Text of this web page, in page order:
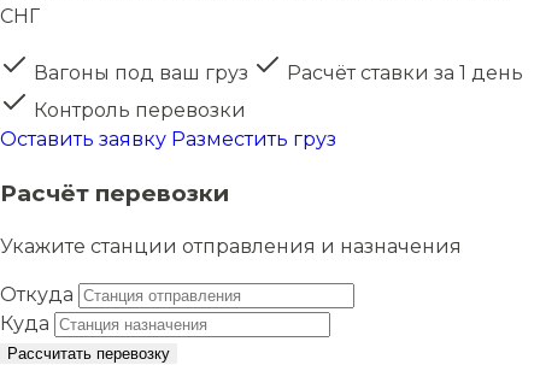
СНГ
Вагоны под ваш груз
Расчёт ставки за 1 день
Контроль перевозки
Оставить заявку Разместить груз
Расчёт перевозки
Укажите станции отправления и назначения
Откуда
Куда
Рассчитать перевозку